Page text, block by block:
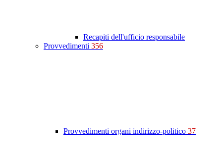
Recapiti dell'ufficio responsabile
Provvedimenti 356
Provvedimenti organi indirizzo-politico 37